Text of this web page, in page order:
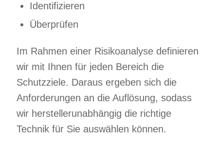
Identifizieren
Überprüfen
Im Rahmen einer Risikoanalyse definieren
wir mit Ihnen für jeden Bereich die
Schutzziele. Daraus ergeben sich die
Anforderungen an die Auflösung, sodass
wir herstellerunabhängig die richtige
Technik für Sie auswählen können.